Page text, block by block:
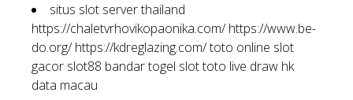
situs slot server thailand
https://chaletvrhovikopaonika.com/ https://www.be-
do.org/ https://kdreglazing.com/toto online slot
gacor slot88 bandar togel slot toto live draw hk
data macau